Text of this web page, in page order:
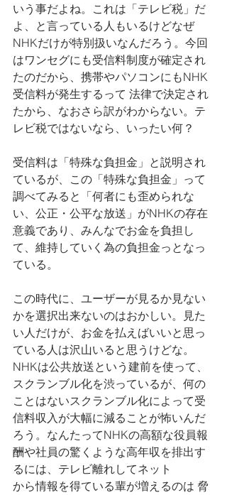
いう事だよね。これは「テレビ税」だ
よ、と言っている人もいるけどなぜ
NHKだけが特別扱いなんだろう。今回
はワンセグにも受信料制度が確定され
たのだから、携帯やパソコンにもNHK
受信料が発生するって 法律で決定され
たから、なおさら訳がわからない。テ
レビ税ではないなら、いったい何？
受信料は「特殊な負担金」と説明され
ているが、この「特殊な負担金」って
調べてみると「何者にも歪められな
い、公正・公平な放送」がNHKの存在
意義であり、みんなでお金を負担し
て、維持していく為の負担金っとなっ
ている。
この時代に、ユーザーが見るか見ない
かを選択出来ないのはおかしい。見た
い人だけが、お金を払えばいいと思っ
ている人は沢山いると思うけどな。
NHKは公共放送という建前を使って、
スクランブル化を渋っているが、何の
ことはないスクランブル化によって受
信料収入が大幅に減ることが怖いんだ
ろう。なんたってNHKの高額な役員報
酬や社員の驚くような高年収を排出す
るには、テレビ離れしてネット
から情報を得ている輩が増えるのは 脅